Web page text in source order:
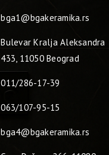
bga1@bgakeramika.rs
Bulevar Kralja Aleksandra
433, 11050 Beograd
011/286-17-39
063/107-95-15
bga4@bgakeramika.rs